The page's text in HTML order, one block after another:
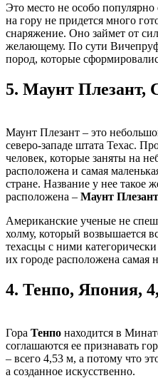
Это место не особо
на гору не придется много
снаряжение. Оно займет от
желающему. По сути
пород, которые
5. Маунт
Маунт Плезант – это
северо-западе штата Техас.
человек, которые заняты на
расположена и самая
стране. Название у нее такое
расположена – Маунт Плезант
Американские ученые не
холму, который возвышается
техасцы с ними
их городе расположена самая
4. Тенпо, Япония,
Гора Тенпо находится в
соглашаются ее признавать
– всего 4,53 м, а потому что
а созданное искусственно.